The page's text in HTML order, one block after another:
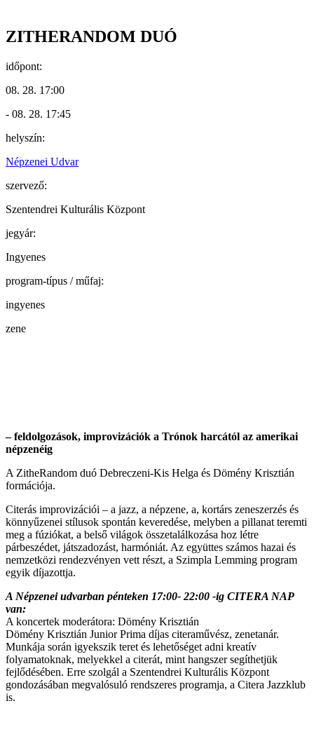
ZITHERANDOM DUÓ
időpont:
08. 28. 17:00
- 08. 28. 17:45
helyszín:
Népzenei Udvar
szervező:
Szentendrei Kulturális Központ
jegyár:
Ingyenes
program-típus / műfaj:
ingyenes
zene
– feldolgozások, improvizációk a Trónok harcától az amerikai
népzenéig
A ZitheRandom duó Debreczeni-Kis Helga és Dömény Krisztián
formációja.
Citerás improvizációi – a jazz, a népzene, a, kortárs zeneszerzés és
könnyűzenei stílusok spontán keveredése, melyben a pillanat teremti
meg a fúziókat, a belső világok összetalálkozása hoz létre
párbeszédet, játszadozást, harmóniát. Az együttes számos hazai és
nemzetközi rendezvényen vett részt, a Szimpla Lemming program
egyik díjazottja.
A Népzenei udvarban pénteken 17:00- 22:00 -ig CITERA NAP
van:
A koncertek moderátora: Dömény Krisztián
Dömény Krisztián Junior Prima díjas citeraművész, zenetanár.
Munkája során igyekszik teret és lehetőséget adni kreatív
folyamatoknak, melyekkel a citerát, mint hangszer segíthetjük
fejlődésében. Erre szolgál a Szentendrei Kulturális Központ
gondozásában megvalósuló rendszeres programja, a Citera Jazzklub
is.